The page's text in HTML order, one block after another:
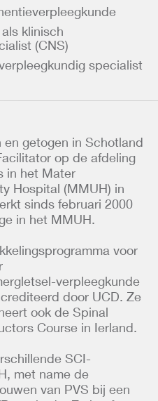
klinisch
(CNS)
specialist
getogen in Schotland
op de afdeling
in het Mater
Hospital (MMUH) in
sinds februari 2000
in het MMUH.
voor
verpleegkunde
door UCD. Ze
ook de Spinal
Course in Ierland.
SCI-
met name de
van PVS bij een